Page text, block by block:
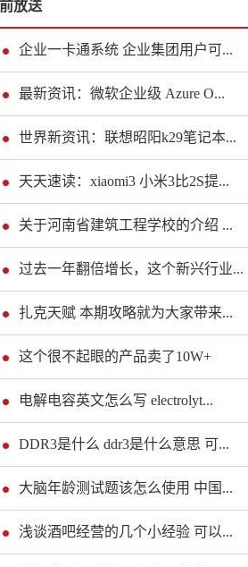
放送
企业一卡通系统 企业集团用户可...
最新资讯：微软企业级 Azure O...
世界新资讯：联想昭阳k29笔记本...
天天速读：xiaomi3 小米3比2S提...
关于河南省建筑工程学校的介绍 ...
过去一年翻倍增长，这个新兴行业...
扎克天赋 本期攻略就为大家带来...
这个很不起眼的产品卖了10W+
电解电容英文怎么写 electrolyt...
DDR3是什么 ddr3是什么意思 可...
大脑年龄测试题该怎么使用 中国...
浅谈酒吧经营的几个小经验 可以...